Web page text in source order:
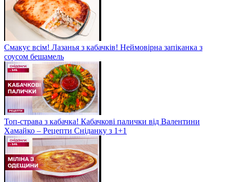
Смакує всім! Лазанья з кабачків! Неймовірна запіканка з
соусом бешамель
Топ-страва з кабачка! Кабачкові палички від Валентини
Хамайко – Рецепти Сніданку з 1+1